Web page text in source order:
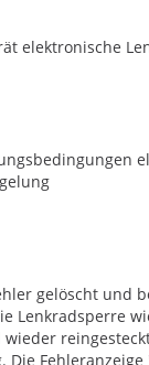
elektronische
gelöscht und
Lenkradsperre
wieder
Die